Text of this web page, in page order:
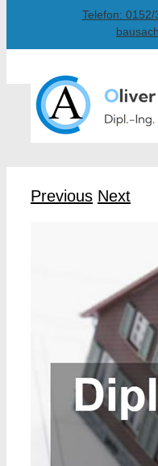
Telefon: 0152/
Previous Next